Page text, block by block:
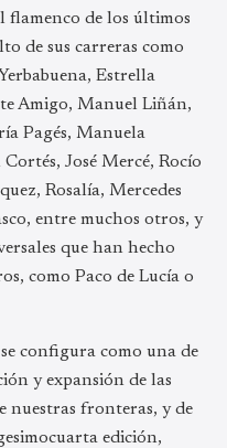
flamenco de los últimos
de sus carreras como
Estrella
Amigo, Manuel Liñán,
Pagés, Manuela
José Mercé, Rocío
Rosalía, Mercedes
entre muchos otros, y
que han hecho
como Paco de Lucía o
configura como una de
y expansión de las
nuestras fronteras, y de
edición,